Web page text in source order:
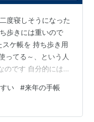
度寝しそうになった
歩きには重いので
ケ帳を 持ち歩き用
ってる～、という人
のです 自分的には物
大抵はどうしても
連なってて欲しい
スリーはもう駄目
い #来年の手帳